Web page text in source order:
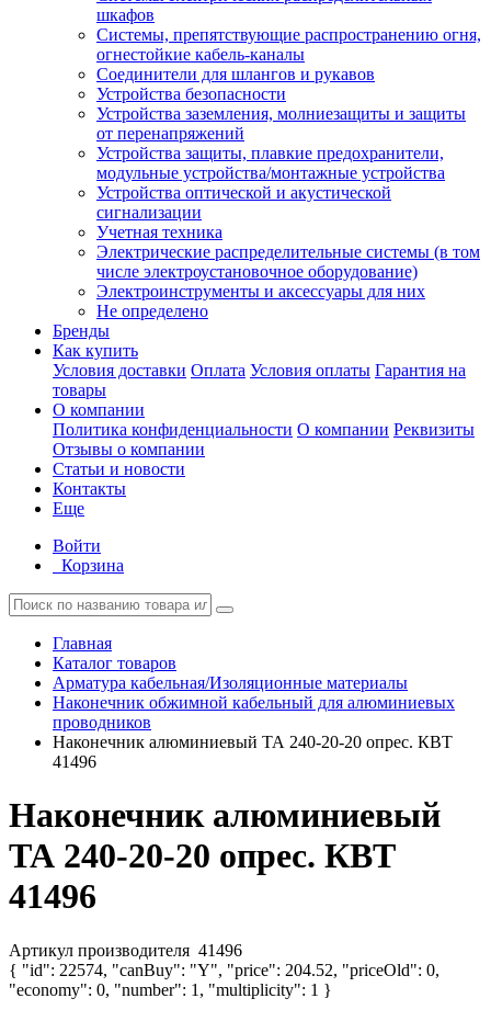
шкафов
Системы, препятствующие распространению огня,
огнестойкие кабель-каналы
Соединители для шлангов и рукавов
Устройства безопасности
Устройства заземления, молниезащиты и защиты
от перенапряжений
Устройства защиты, плавкие предохранители,
модульные устройства/монтажные устройства
Устройства оптической и акустической
сигнализации
Учетная техника
Электрические распределительные системы (в том
числе электроустановочное оборудование)
Электроинструменты и аксессуары для них
Не определено
Бренды
Как купить
Условия доставки Оплата Условия оплаты Гарантия на
товары
О компании
Политика конфиденциальности О компании Реквизиты
Отзывы о компании
Статьи и новости
Контакты
Еще
Войти
Корзина
Главная
Каталог товаров
Арматура кабельная/Изоляционные материалы
Наконечник обжимной кабельный для алюминиевых
проводников
Наконечник алюминиевый ТА 240-20-20 опрес. КВТ
41496
Наконечник алюминиевый
ТА 240-20-20 опрес. КВТ
41496
Артикул производителя 41496
{ "id": 22574, "canBuy": "Y", "price": 204.52, "priceOld": 0,
"economy": 0, "number": 1, "multiplicity": 1 }